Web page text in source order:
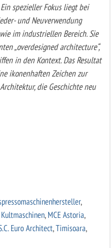
spezieller Fokus liegt bei
und Neuverwendung
im industriellen Bereich. Sie
„overdesigned architecture“,
in den Kontext. Das Resultat
ikonenhaften Zeichen zur
die Geschichte neu
,
Kultmaschinen,MCE Astoria,
Euro Architect,Timisoara,